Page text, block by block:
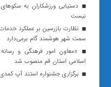
دستیابی ورزشکاران به
نیست
نظارت بازرسین بر عملکرد
سمت شهر هوشمند گام برمی‌دارد
«معاون امور فرهنگی و
اسلامی استان قم منصوب شد
برگزاری جشنواره استند آپ